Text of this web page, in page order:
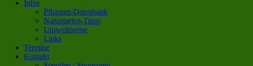
Infos
Pflanzen-Datenbank
Naturgarten-Tipps
Umweltpreise
Links
Termine
Kontakt